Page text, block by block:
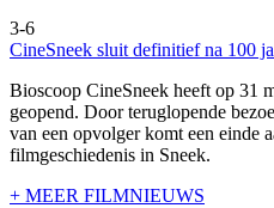
3-6
CineSneek sluit definitief na 100
Bioscoop CineSneek heeft op 31
geopend. Door teruglopende
van een opvolger komt een einde
filmgeschiedenis in Sneek.
+ MEER FILMNIEUWS